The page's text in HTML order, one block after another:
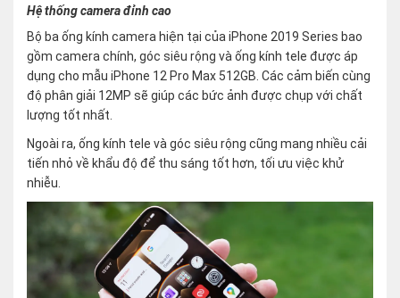
Hệ thống camera đỉnh cao
Bộ ba ống kính camera hiện tại của iPhone 2019 Series bao
gồm camera chính, góc siêu rộng và ống kính tele được áp
dụng cho mẫu iPhone 12 Pro Max 512GB. Các cảm biến cùng
độ phân giải 12MP sẽ giúp các bức ảnh được chụp với chất
lượng tốt nhất.
Ngoài ra, ống kính tele và góc siêu rộng cũng mang nhiều cải
tiến nhỏ về khẩu độ để thu sáng tốt hơn, tối ưu việc khử
nhiễu.